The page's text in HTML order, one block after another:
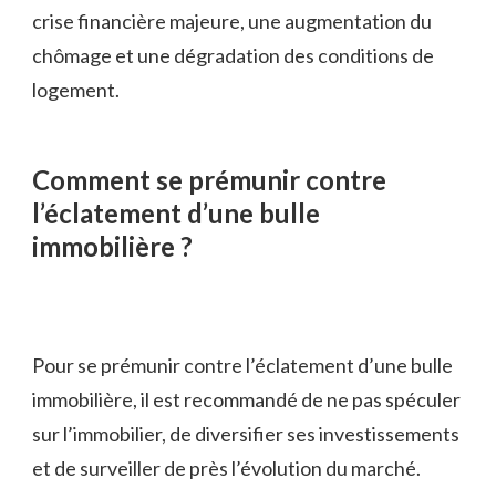
crise financière majeure, une augmentation du
chômage et une dégradation des conditions de
logement.
Comment se prémunir contre
l’éclatement d’une bulle
immobilière ?
Pour se prémunir contre l’éclatement d’une bulle
immobilière, il est recommandé de ne pas spéculer
sur l’immobilier, de diversifier ses investissements
et de surveiller de près l’évolution du marché.